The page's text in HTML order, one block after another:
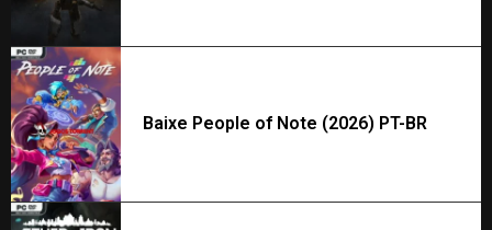
Baixe People of Note (2026) PT-BR